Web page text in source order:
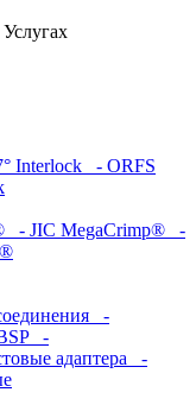
Услугах
Interlock
- ORFS
- JIC MegaCrimp®
-
-
-
адаптера
-